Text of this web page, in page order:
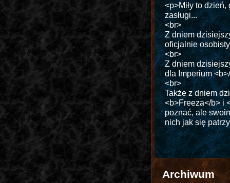
<p>Miły to
zasługi...
<br>
Z dniem
oficjalnie
<br>
Z dniem
dla Imperium
<br>
Także z dniem
<b>Freeza</b> i
poznać, ale
nich jak się
Archiwum